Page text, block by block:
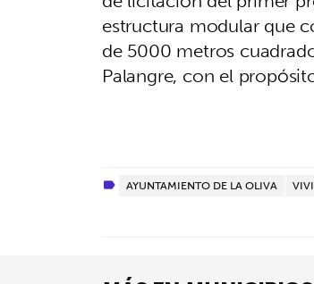
estructura modular que
de 5000 metros
Palangre, con el
AYUNTAMIENTO DE LA OLIVA